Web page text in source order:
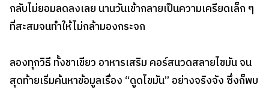
กลับไม่ยอมลดลงเลย นานวันเข้ากลายเป็นความเครียดเล็ก ๆ
ที่สะสมจนทำให้ไม่กล้ามองกระจก
ลองทุกวิธี ทั้งชาเขียว อาหารเสริม คอร์สนวดสลายไขมัน จน
สุดท้ายเริ่มค้นหาข้อมูลเรื่อง “ดูดไขมัน” อย่างจริงจัง ซึ่งก็พบ